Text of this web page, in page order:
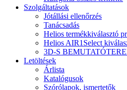
Szolgáltatások
Jótállási ellenőrzés
Tanácsadás
Helios termékkiválasztó
Helios AIR1Select
3D-S
Letöltések
Árlista
Katalógusok
Szórólapok, ismertetők